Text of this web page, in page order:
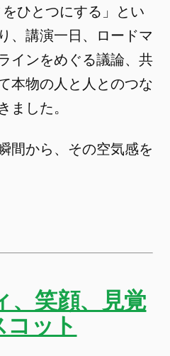
ひとつにする」とい
、講演一日、ロードマ
インをめぐる議論、共
本物の人と人とのつな
ました。
間から、その空気感を
、笑顔、見覚
ット